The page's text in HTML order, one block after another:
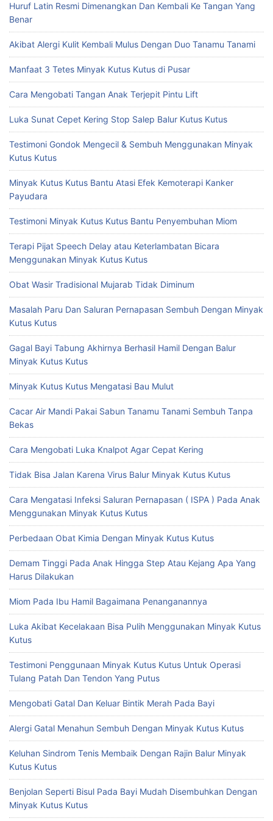
Huruf Latin Resmi Dimenangkan Dan Kembali Ke Tangan Yang
Benar
Akibat Alergi Kulit Kembali Mulus Dengan Duo Tanamu Tanami
Manfaat 3 Tetes Minyak Kutus Kutus di Pusar
Cara Mengobati Tangan Anak Terjepit Pintu Lift
Luka Sunat Cepet Kering Stop Salep Balur Kutus Kutus
Testimoni Gondok Mengecil & Sembuh Menggunakan Minyak
Kutus Kutus
Minyak Kutus Kutus Bantu Atasi Efek Kemoterapi Kanker
Payudara
Testimoni Minyak Kutus Kutus Bantu Penyembuhan Miom
Terapi Pijat Speech Delay atau Keterlambatan Bicara
Menggunakan Minyak Kutus Kutus
Obat Wasir Tradisional Mujarab Tidak Diminum
Masalah Paru Dan Saluran Pernapasan Sembuh Dengan Minyak
Kutus Kutus
Gagal Bayi Tabung Akhirnya Berhasil Hamil Dengan Balur
Minyak Kutus Kutus
Minyak Kutus Kutus Mengatasi Bau Mulut
Cacar Air Mandi Pakai Sabun Tanamu Tanami Sembuh Tanpa
Bekas
Cara Mengobati Luka Knalpot Agar Cepat Kering
Tidak Bisa Jalan Karena Virus Balur Minyak Kutus Kutus
Cara Mengatasi Infeksi Saluran Pernapasan ( ISPA ) Pada Anak
Menggunakan Minyak Kutus Kutus
Perbedaan Obat Kimia Dengan Minyak Kutus Kutus
Demam Tinggi Pada Anak Hingga Step Atau Kejang Apa Yang
Harus Dilakukan
Miom Pada Ibu Hamil Bagaimana Penanganannya
Luka Akibat Kecelakaan Bisa Pulih Menggunakan Minyak Kutus
Kutus
Testimoni Penggunaan Minyak Kutus Kutus Untuk Operasi
Tulang Patah Dan Tendon Yang Putus
Mengobati Gatal Dan Keluar Bintik Merah Pada Bayi
Alergi Gatal Menahun Sembuh Dengan Minyak Kutus Kutus
Keluhan Sindrom Tenis Membaik Dengan Rajin Balur Minyak
Kutus Kutus
Benjolan Seperti Bisul Pada Bayi Mudah Disembuhkan Dengan
Minyak Kutus Kutus